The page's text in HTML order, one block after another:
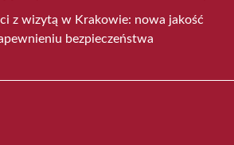
z wizytą w Krakowie: nowa jakość
bezpieczeństwa